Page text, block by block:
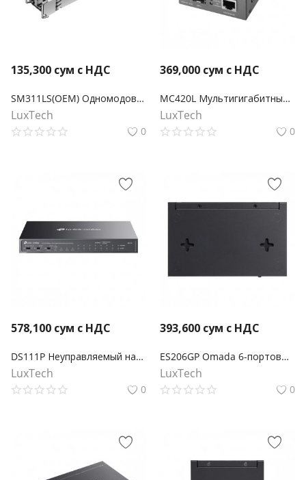
135,300 сум с НДС
SM311LS(OEM) Одномодовый гигабитный SFP LC трансивер Omada
LuxTech
0
369,000 сум с НДС
MC420L Мультигигабитный медиаконвертер Omada 10G SFP+
LuxTech
0
578,100 сум с НДС
DS111P Неуправляемый настольный коммутатор Omada с 8 портами 10/100 Мбит/с и 3 гигабитными портами с 8 портами PoE+
LuxTech
0
393,600 сум с НДС
ES206GP Omada 6-портовый гигабитный Easy Managed коммутатор с 4 портами PoE+
LuxTech
0